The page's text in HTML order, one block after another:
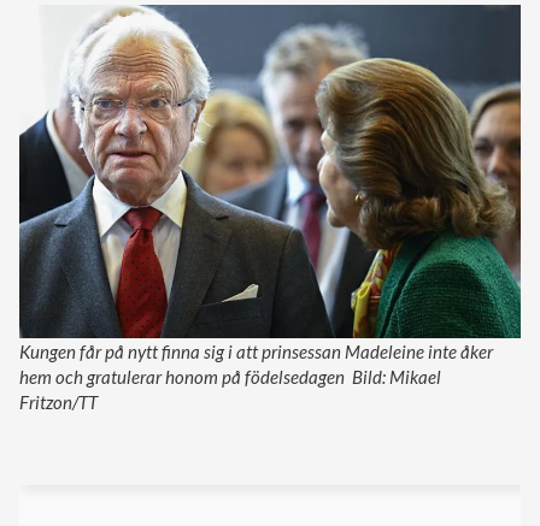
Kungen får på nytt finna sig i att prinsessan Madeleine inte åker
hem och gratulerar honom på födelsedagen Bild: Mikael
Fritzon/TT